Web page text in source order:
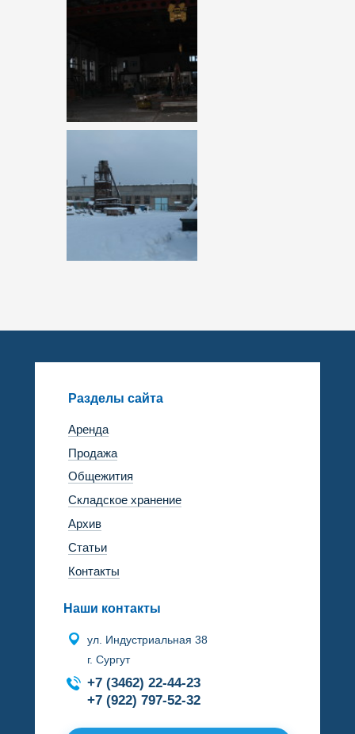
Разделы сайта
Аренда
Продажа
Общежития
Складское хранение
Архив
Статьи
Контакты
Наши контакты
ул. Индустриальная 38
г. Сургут
+7 (3462) 22-44-23
+7 (922) 797-52-32